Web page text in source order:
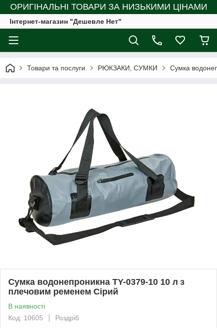
ОРИГІНАЛЬНІ ТОВАРИ ЗА НИЗЬКИМИ ЦІНАМИ
Інтернет-магазин "Дешевле Нет"
Товари та послуги РЮКЗАКИ, СУМКИ Сумка
Сумка водонепроникна TY-0379-10 10 л з
плечовим ременем Сірий
В наявності
Код: 10605
Роздріб